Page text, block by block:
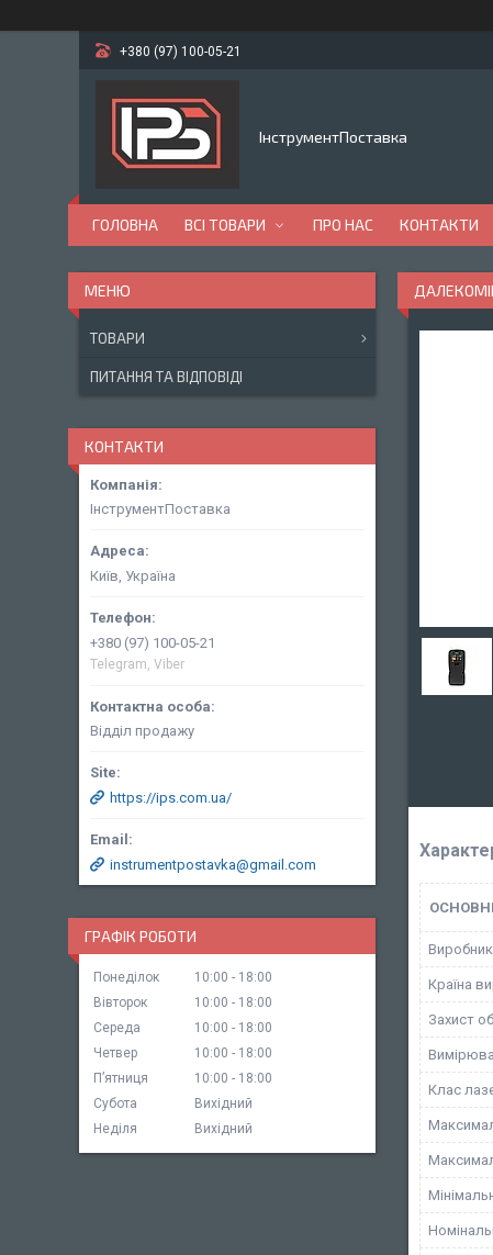
+380 (97) 100-05-21
ІнструментПоставка
ГОЛОВНА ВСІ ТОВАРИ ПРО НАС КОНТАКТИ
ОСНОВНІ
Виробник
Країна
Захист
Клас
ТОВАРИ
ПИТАННЯ ТА ВІДПОВІДІ
КОНТАКТИ
ІнструментПоставка
Київ, Україна
+380 (97) 100-05-21
Telegram, Viber
Відділ продажу
https://ips.com.ua/
instrumentpostavka@gmail.com
ГРАФІК РОБОТИ
Понеділок 10:00
18:00
Вівторок
10:00
18:00
Середа
10:00
18:00
Четвер
10:00
18:00
Пʼятниця
10:00
18:00
Субота
Вихідний
Неділя
Вихідний